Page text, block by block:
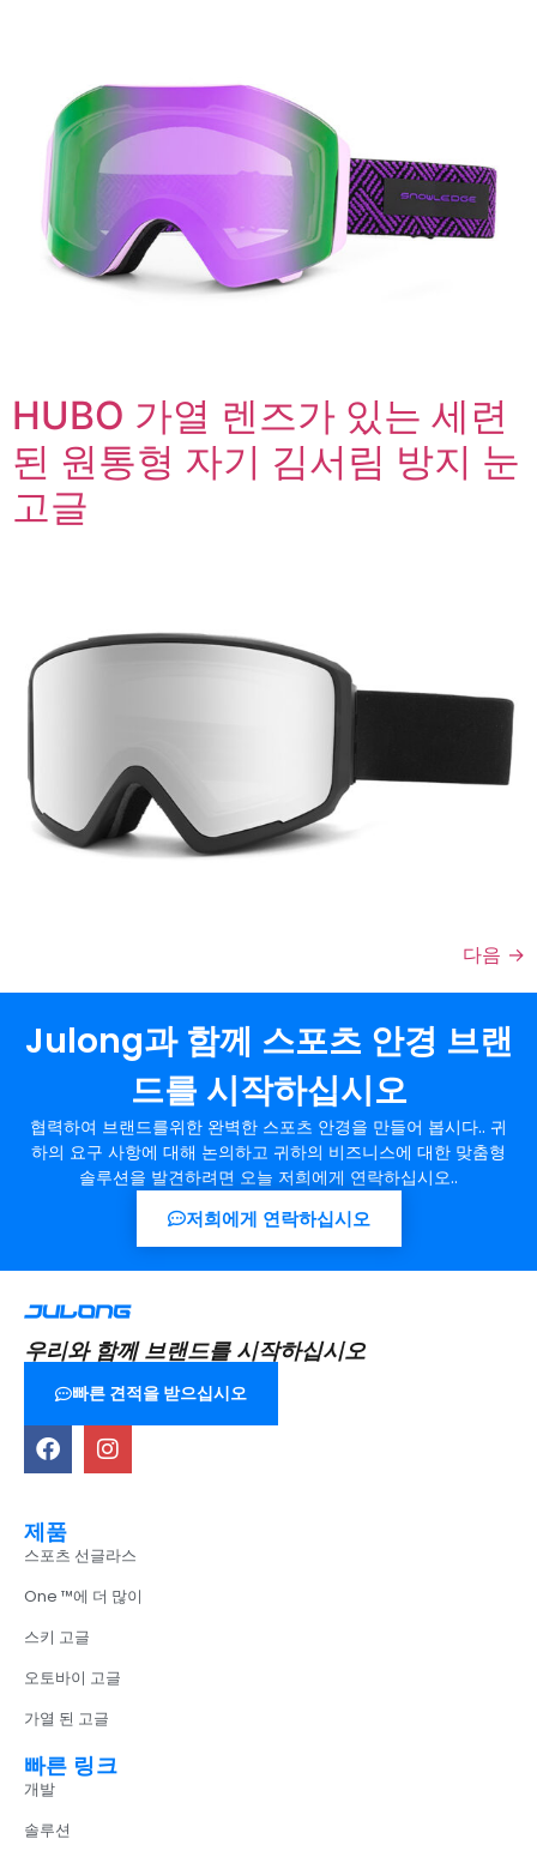
HUBO 가열 렌즈가 있는 세련
된 원통형 자기 김서림 방지 눈
고글
다음 →
Julong과 함께 스포츠 안경 브랜
드를 시작하십시오
협력하여 브랜드를위한 완벽한 스포츠 안경을 만들어 봅시다.. 귀
하의 요구 사항에 대해 논의하고 귀하의 비즈니스에 대한 맞춤형
솔루션을 발견하려면 오늘 저희에게 연락하십시오..
저희에게 연락하십시오
우리와 함께 브랜드를 시작하십시오
빠른 견적을 받으십시오
제품
스포츠 선글라스
One ™에 더 많이
스키 고글
오토바이 고글
가열 된 고글
빠른 링크
개발
솔루션